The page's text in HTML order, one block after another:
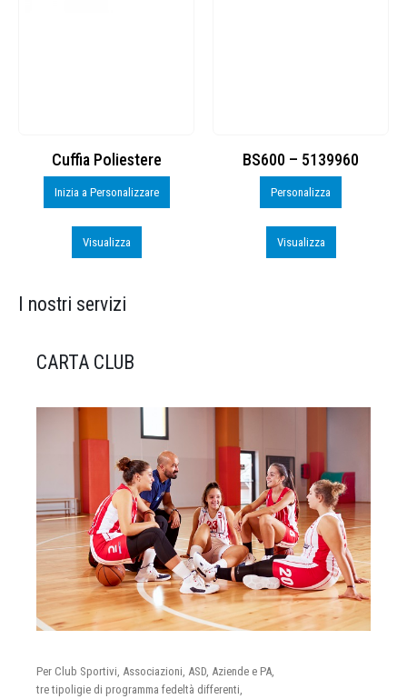
Cuffia Poliestere
Inizia a Personalizzare
Visualizza
BS600 – 5139960
Personalizza
Visualizza
I nostri servizi
CARTA CLUB
Per Club Sportivi, Associazioni, ASD, Aziende e PA,
tre tipoligie di programma fedeltà differenti,